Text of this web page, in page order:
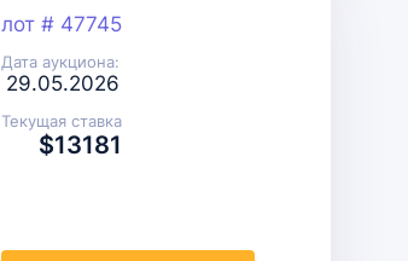
лот # 47745
Дата аукциона:
29.05.2026
Текущая ставка
$13181